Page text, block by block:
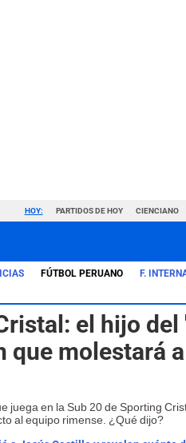
HOY: PARTIDOS DE HOY CIENCIANO
FÚTBOL PERUANO F.
el hijo del
que molestará
juega en la Sub 20 de Sporting
al equipo rimense. ¿Qué dijo?